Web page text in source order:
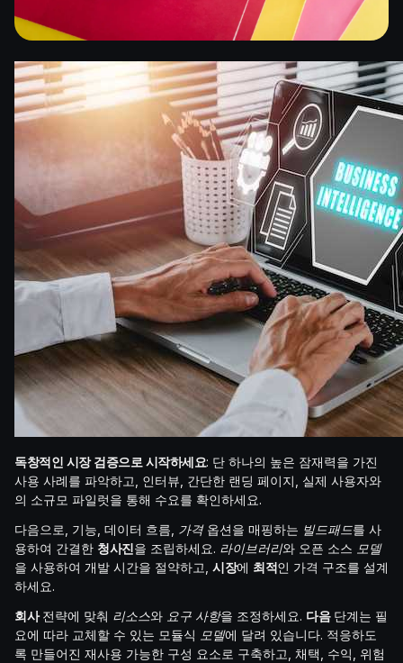
독창적인 시장 검증으로 시작하세요: 단 하나의 높은 잠재력을 가진
사용 사례를 파악하고, 인터뷰, 간단한 랜딩 페이지, 실제 사용자와
의 소규모 파일럿을 통해 수요를 확인하세요.
다음으로, 기능, 데이터 흐름, 가격옵션을 매핑하는 빌드패드를 사
용하여 간결한 청사진을 조립하세요. 라이브러리와 오픈 소스 모델
을 사용하여 개발 시간을 절약하고, 시장에 최적인 가격 구조를 설계
하세요.
회사전략에 맞춰 리소스와 요구 사항을 조정하세요. 다음단계는 필
요에 따라 교체할 수 있는 모듈식 모델에 달려 있습니다. 적응하도
록 만들어진 재사용 가능한 구성 요소로 구축하고, 채택, 수익, 위험